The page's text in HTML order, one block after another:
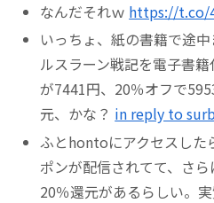
なんだそれｗ https://t.co/
いっちょ、紙の書籍で途
ルスラーン戦記を電子書
が7441円、20％オフで
元、かな？ in reply to
ふとhontoにアクセスした
ポンが配信されてて、さ
20％還元があるらしい。